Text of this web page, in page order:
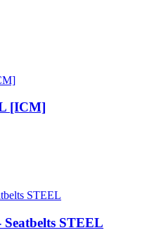
[ICM]
Seatbelts STEEL